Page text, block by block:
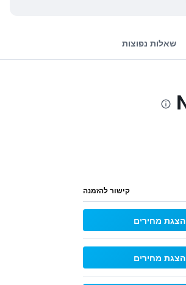
שאלות נפוצות
קישור להזמנה
הצגת מחירים
הצגת מחירים